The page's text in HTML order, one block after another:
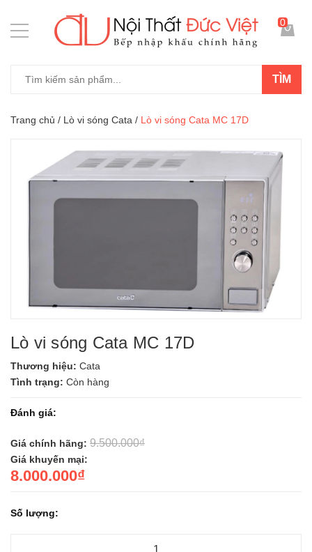
TÌM
0
Trang chủ / Lò vi sóng Cata / Lò vi sóng Cata MC 17D
Lò vi sóng Cata MC 17D
Thương hiệu: Cata
Tình trạng: Còn hàng
Đánh giá:
Giá chính hãng: 9.500.000₫
Giá khuyến mại:
8.000.000₫
Số lượng: